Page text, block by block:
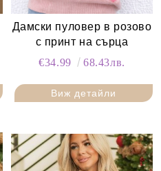
Дамски пуловер в розово
с принт на сърца
€34.99
68.43лв.
Виж детайли